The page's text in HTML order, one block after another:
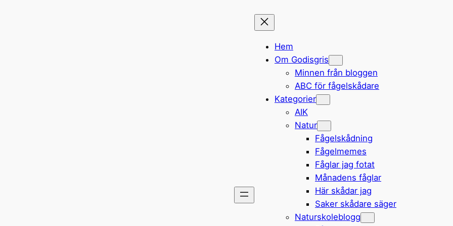
Hem
Om Godisgris
Minnen från bloggen
ABC för fågelskådare
Kategorier
AIK
Natur
Fågelskådning
Fågelmemes
Fåglar jag fotat
Månadens fåglar
Här skådar jag
Saker skådare säger
Naturskoleblogg